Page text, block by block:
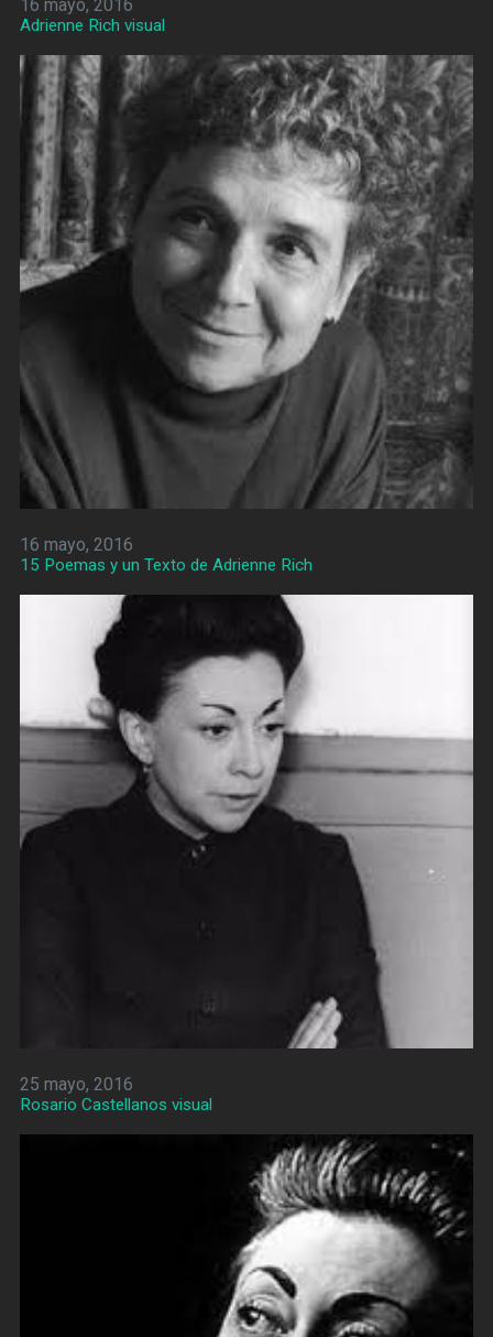
16 mayo, 2016
Adrienne Rich visual
16 mayo, 2016
15 Poemas y un Texto de Adrienne Rich
25 mayo, 2016
Rosario Castellanos visual